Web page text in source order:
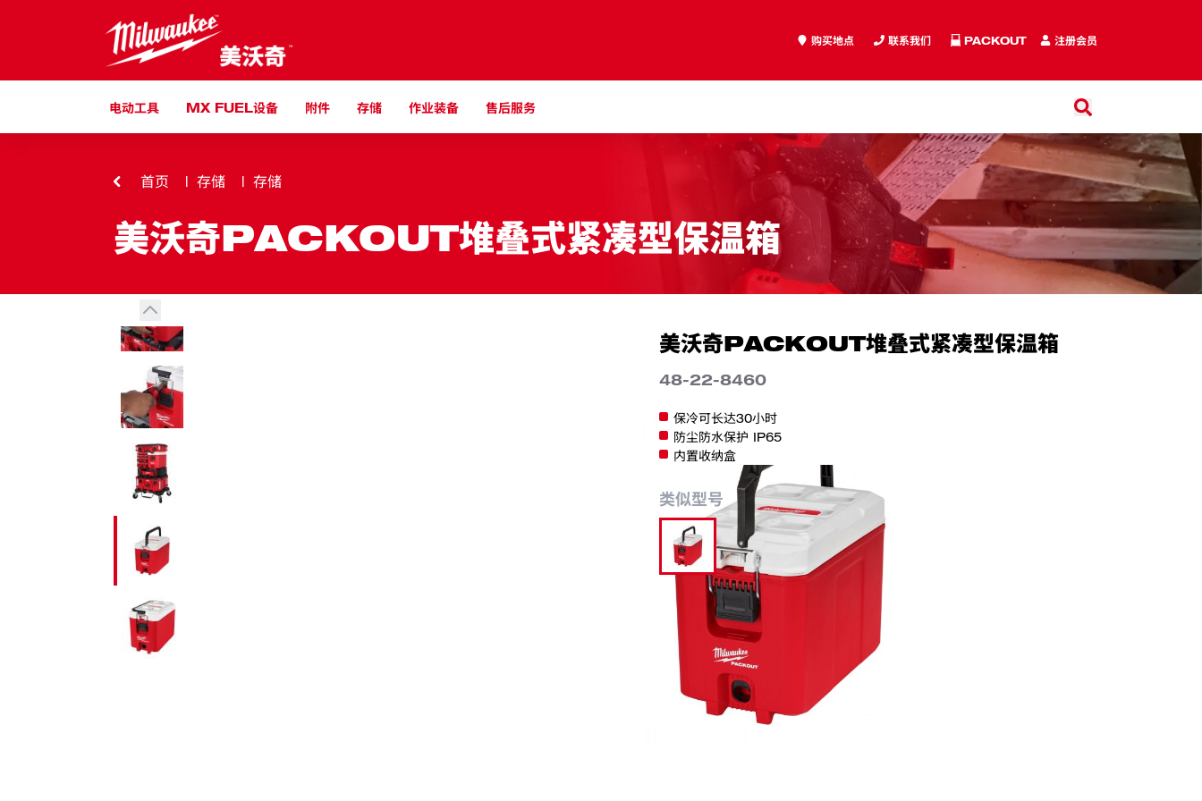
注册会员
购买地点 联系我们 PACKOUT
电动工具 MX FUEL设备 附件 存储 作业装备 售后服务
搜索
搜索
首页 存储 存储
美沃奇PACKOUT堆叠式紧凑型保温箱
美沃奇PACKOUT堆叠式紧凑型保温箱
48-22-8460
保冷可长达30小时​
防尘防水保护 IP65​
内置收纳盒​
类似型号
48-22-8460
分类: PACKOUT™